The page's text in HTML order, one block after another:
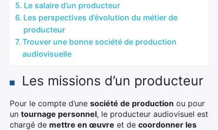
Le salaire d’un producteur
Les perspectives d’évolution du métier de
producteur
Trouver une bonne société de production
audiovisuelle
Les missions d’un producteur
Pour le compte d’une société de production ou pour
un tournage personnel, le producteur audiovisuel est
chargé de mettre en œuvre et de coordonner les